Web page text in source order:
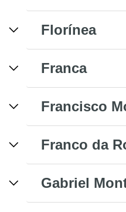
Florínea
Franca
Francisco
Franco da
Gabriel